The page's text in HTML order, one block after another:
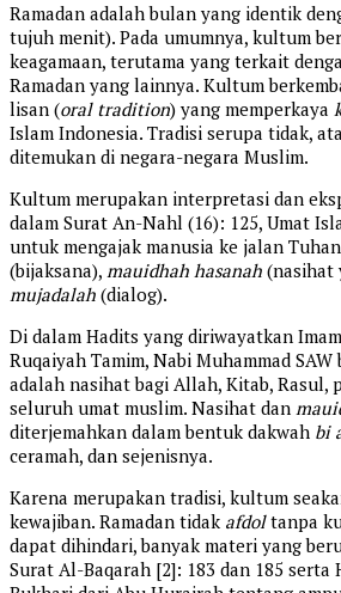
Ramadan adalah bulan yang identik
tujuh menit). Pada umumnya, kultum
keagamaan, terutama yang terkait
Ramadan yang lainnya. Kultum
lisan (oral tradition) yang memperkaya
Islam Indonesia. Tradisi serupa tidak,
ditemukan di negara-negara Muslim.
Kultum merupakan interpretasi dan
dalam Surat An-Nahl (16): 125, Umat
untuk mengajak manusia ke jalan
(bijaksana), mauidhah hasanah (nasihat
mujadalah (dialog).
Di dalam Hadits yang diriwayatkan
Ruqaiyah Tamim, Nabi Muhammad SAW
adalah nasihat bagi Allah, Kitab, Rasul,
seluruh umat muslim. Nasihat dan
diterjemahkan dalam bentuk dakwah bi
ceramah, dan sejenisnya.
Karena merupakan tradisi, kultum
kewajiban. Ramadan tidak afdoltanpa
dapat dihindari, banyak materi yang
Surat Al-Baqarah [2]: 183 dan 185 serta